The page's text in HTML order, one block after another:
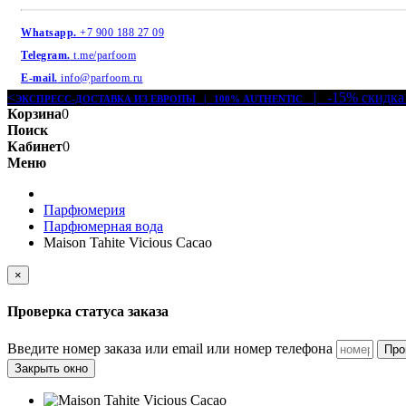
Whatsapp. +7 900 188 27 09
Telegram. t.me/parfoom
E-mail. info@parfoom.ru
<ЭКСПРЕСС-ДОСТАВКА ИЗ ЕВРОПЫ | 100% AUTHENTIC
| -15% скидка
Корзина0
Поиск
Кабинет0
Меню
Парфюмерия
Парфюмерная вода
Maison Tahite Vicious Cacao
×
Проверка статуса заказа
Введите номер заказа или email или номер телефона
Закрыть окно